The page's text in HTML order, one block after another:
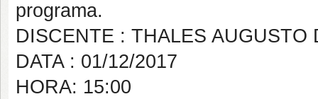
programa.
DISCENTE : THALES AUGUSTO
DATA : 01/12/2017
HORA: 15:00